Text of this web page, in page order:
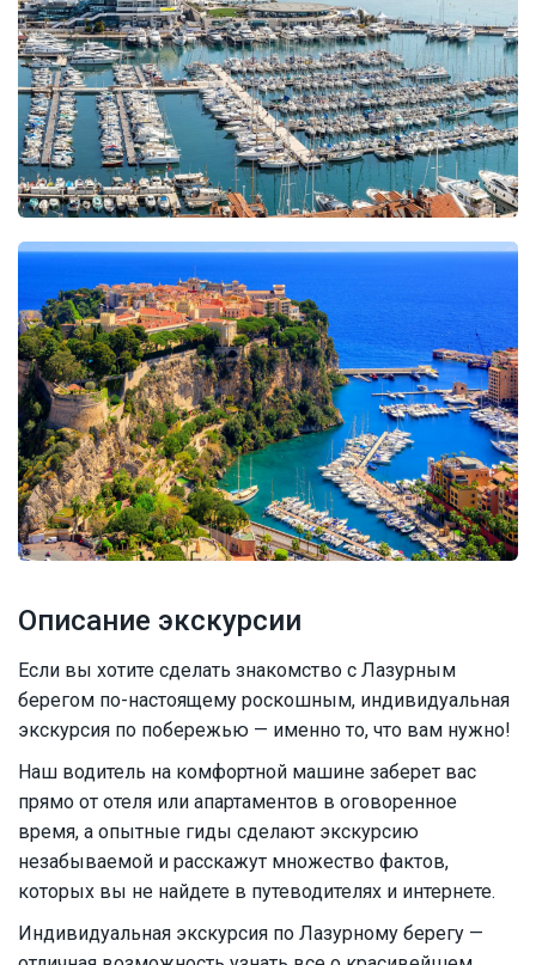
Описание экскурсии
Если вы хотите сделать знакомство с Лазурным
берегом по-настоящему роскошным, индивидуальная
экскурсия по побережью — именно то, что вам нужно!
Наш водитель на комфортной машине заберет вас
прямо от отеля или апартаментов в оговоренное
время, а опытные гиды сделают экскурсию
незабываемой и расскажут множество фактов,
которых вы не найдете в путеводителях и интернете.
Индивидуальная экскурсия по Лазурному берегу —